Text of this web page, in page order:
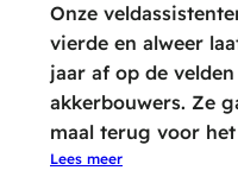
Onze
vierde en alweer
jaar af op de
akkerbouwers. Ze
maal terug voor
Lees meer